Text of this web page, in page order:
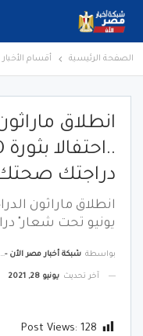
الصفحة الرئيسية أقسام الأخبار
انطلاق
دراجتك
يونيو تحت شعار"
بواسطة شبكة أخبار مصر الأن - Egypt News Network Now
آخر تحديث يونيو 28, 2021
Post Views: 128